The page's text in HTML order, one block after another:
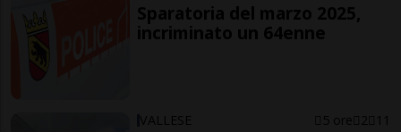
Sparatoria del marzo 2025,
incriminato un 64enne
VALLESE 5 ore 2 11